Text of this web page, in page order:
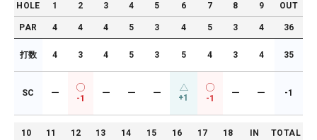
HOLE 1 2 3 4 5 6 7 8 9 OUT
PAR 4 4 4 5 3 4 5 3 4 36
打数 4 3 4 5 3 5 4 3 4 35
SC ー
-1
ー ー ー +1 -1
ー ー -1
10 11 12 13 14 15 16 17 18 IN TOTAL